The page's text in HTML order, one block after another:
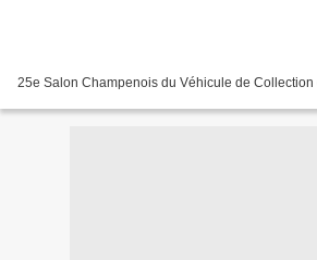
25e Salon Champenois du Véhicule de Collection